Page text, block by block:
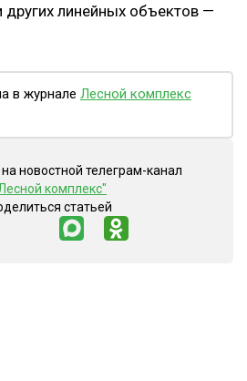
других линейных объектов —
в журнале Лесной комплекс
новостной телеграм-канал
комплекс"
статьей